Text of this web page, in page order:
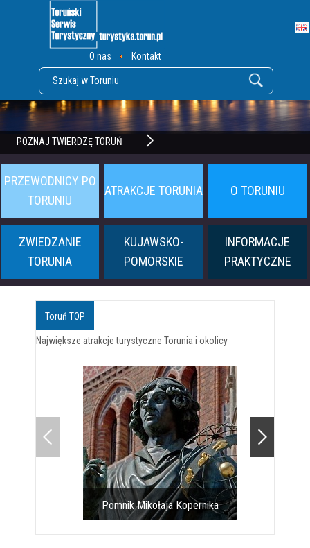
O nas Kontakt
POZNAJ TWIERDZĘ TORUŃ
PRZEWODNICY PO
TORUNIU
ATRAKCJE TORUNIA O TORUNIU
ZWIEDZANIE
TORUNIA
KUJAWSKO-
POMORSKIE
INFORMACJE
PRAKTYCZNE
Toruń TOP
Największe atrakcje turystyczne Torunia i okolicy
Pomnik Mikołaja Kopernika